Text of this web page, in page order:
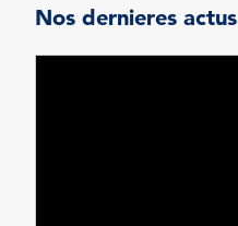
Nos dernieres actus